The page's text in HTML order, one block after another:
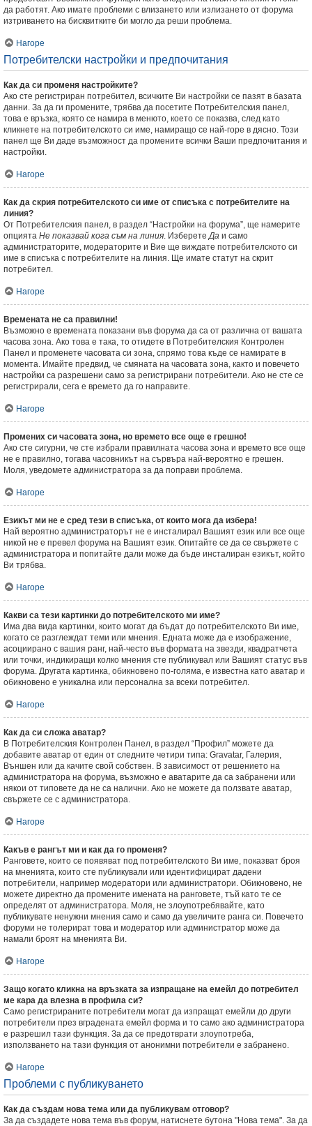
да работят. Ако имате проблеми с влизането или излизането от форума
изтриването на бисквитките би могло да реши проблема.
Нагоре
Потребителски настройки и предпочитания
Как да си променя настройките?
Ако сте регистриран потребител, всичките Ви настройки се пазят в базата
данни. За да ги промените, трябва да посетите Потребителския панел,
това е връзка, която се намира в менюто, което се показва, след като
кликнете на потребителското си име, намиращо се най-горе в дясно. Този
панел ще Ви даде възможност да промените всички Ваши предпочитания и
настройки.
Нагоре
Как да скрия потребителското си име от списъка с потребителите на
линия?
От Потребителския панел, в раздел “Настройки на форума”, ще намерите
опцията Не показвай кога съм на линия. ИзберетеДа и само
администраторите, модераторите и Вие ще виждате потребителското си
име в списъка с потребителите на линия. Ще имате статут на скрит
потребител.
Нагоре
Времената не са правилни!
Възможно е времената показани във форума да са от различна от вашата
часова зона. Ако това е така, то отидете в Потребителския Контролен
Панел и променете часовата си зона, спрямо това къде се намирате в
момента. Имайте предвид, че смяната на часовата зона, както и повечето
настройки са разрешени само за регистрирани потребители. Ако не сте се
регистрирали, сега е времето да го направите.
Нагоре
Промених си часовата зона, но времето все още е грешно!
Ако сте сигурни, че сте избрали правилната часова зона и времето все още
не е правилно, тогава часовникът на сървъра най-вероятно е грешен.
Моля, уведомете администратора за да поправи проблема.
Нагоре
Езикът ми не е сред тези в списъка, от които мога да избера!
Най вероятно администраторът не е инсталирал Вашият език или все още
никой не е превел форума на Вашият език. Опитайте се да се свържете с
администратора и попитайте дали може да бъде инсталиран езикът, който
Ви трябва.
Нагоре
Какви са тези картинки до потребителското ми име?
Има два вида картинки, които могат да бъдат до потребителското Ви име,
когато се разглеждат теми или мнения. Едната може да е изображение,
асоциирано с вашия ранг, най-често във формата на звезди, квадратчета
или точки, индикиращи колко мнения сте публикувал или Вашият статус във
форума. Другата картинка, обикновено по-голяма, е известна като аватар и
обикновено е уникална или персонална за всеки потребител.
Нагоре
Как да си сложа аватар?
В Потребителския Контролен Панел, в раздел “Профил” можете да
добавите аватар от един от следните четири типа: Gravatar, Галерия,
Външен или да качите свой собствен. В зависимост от решението на
администратора на форума, възможно е аватарите да са забранени или
някои от типовете да не са налични. Ако не можете да ползвате аватар,
свържете се с администратора.
Нагоре
Какъв е рангът ми и как да го променя?
Ранговете, които се появяват под потребителското Ви име, показват броя
на мненията, които сте публикували или идентифицират дадени
потребители, например модератори или администратори. Обикновено, не
можете директно да промените имената на ранговете, тъй като те се
определят от администратора. Моля, не злоупотребявайте, като
публикувате ненужни мнения само и само да увеличите ранга си. Повечето
форуми не толерират това и модератор или администратор може да
намали броят на мненията Ви.
Нагоре
Защо когато кликна на връзката за изпращане на емейл до потребител
ме кара да влезна в профила си?
Само регистрираните потребители могат да изпращат емейли до други
потребители през вградената емейл форма и то само ако администратора
е разрешил тази функция. За да се предотврати злоупотреба,
използването на тази функция от анонимни потребители е забранено.
Нагоре
Проблеми с публикуването
Как да създам нова тема или да публикувам отговор?
За да създадете нова тема във форум, натиснете бутона "Нова тема". За да